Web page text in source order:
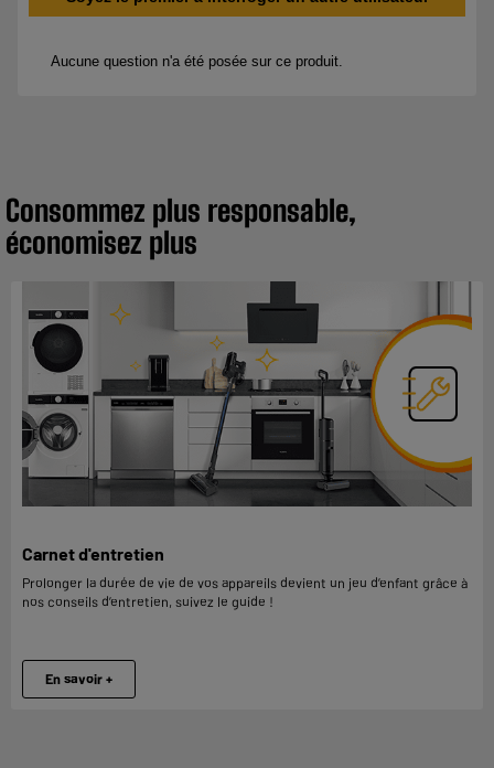
Consommez plus responsable,
économisez plus
Carnet d'entretien
Prolonger la durée de vie de vos appareils devient un jeu d’enfant grâce à
nos conseils d’entretien, suivez le guide !
En savoir +